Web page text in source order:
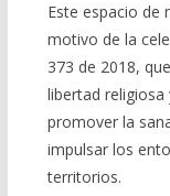
Este espacio de
motivo de la
373 de 2018,
libertad
promover la
impulsar los
territorios.